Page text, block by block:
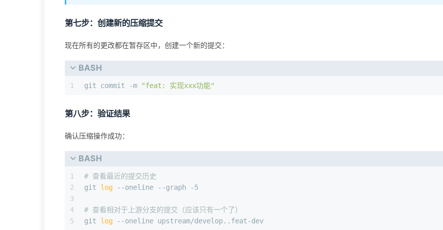
第七步：创建新的压缩提交
现在所有的更改都在暂存区中，创建一个新的提交：
BASH
1 git commit -m "feat: 实现xxx功能"
第八步：验证结果
确认压缩操作成功：
BASH
1
2
3
4
5
# 查看最近的提交历史
git log --oneline --graph -5
# 查看相对于上游分支的提交（应该只有一个了）
git log --oneline upstream/develop..feat-dev